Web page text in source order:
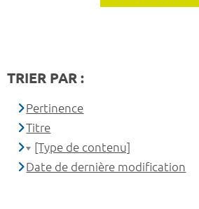
TRIER PAR :
Pertinence
Titre
[Type de contenu]
Date de dernière modification